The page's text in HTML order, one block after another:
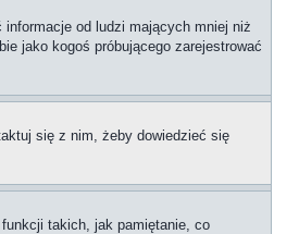
od ludzi mających mniej niż
jako kogoś próbującego zarejestrować
się z nim, żeby dowiedzieć się
takich, jak pamiętanie, co